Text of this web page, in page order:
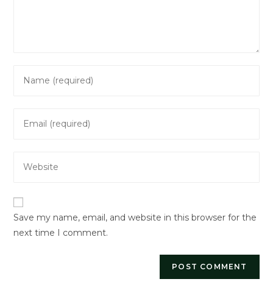
your
comment
your
address
your
URL
(optional)
Save my name, email, and website in this browser for the
next time I comment.